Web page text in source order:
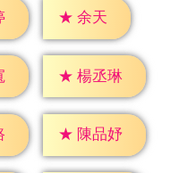
★ 余天
★ 楊丞琳
★ 陳品妤